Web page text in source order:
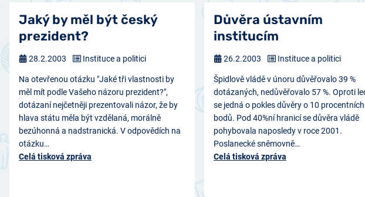
Jaký by měl být český
prezident?
Na otevřenou otázku "Jaké tři vlastnosti by
měl mít podle Vašeho názoru prezident?",
dotázaní nejčetněji prezentovali názor, že by
hlava státu měla být vzdělaná, morálně
bezúhonná a nadstranická. V odpovědích na
otázku…
Celá tisková zpráva
28.2.2003 Instituce a politici
Důvěra ústavním
institucím
Špidlově vládě v únoru důvěřovalo 39 %
dotázaných, nedůvěřovalo 57 %. Oproti
se jedná o pokles důvěry o 10 procentních
bodů. Pod 40%ní hranicí se důvěra vládě
pohybovala naposledy v roce 2001.
Poslanecké sněmovně…
Celá tisková zpráva
26.2.2003 Instituce a politici